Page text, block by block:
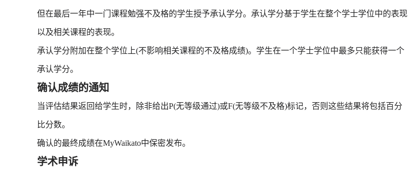
但在最后一年中一门课程勉强不及格的学生授予承认学分。承认学分基于学生在整个学士学位中的表现
以及相关课程的表现。
承认学分附加在整个学位上(不影响相关课程的不及格成绩)。学生在一个学士学位中最多只能获得一个
承认学分。
确认成绩的通知
当评估结果返回给学生时，除非给出P(无等级通过)或F(无等级不及格)标记，否则这些结果将包括百分
比分数。
确认的最终成绩在MyWaikato中保密发布。
学术申诉